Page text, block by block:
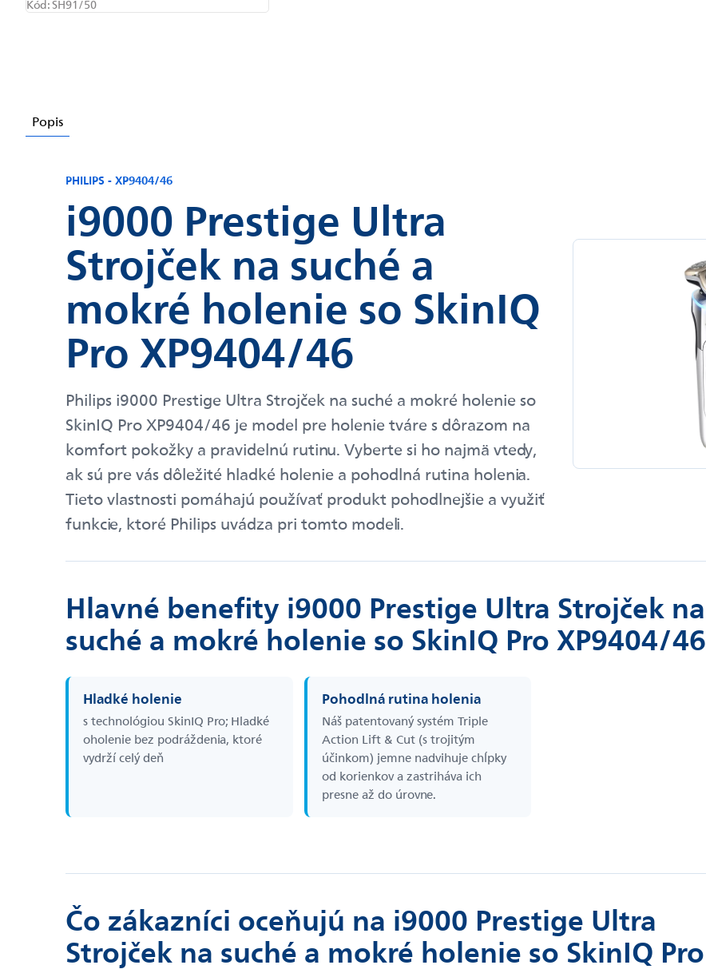
Kód:SH91/50
Popis
PHILIPS - XP9404/46
i9000 Prestige Ultra
Strojček na suché a
mokré holenie so SkinIQ
Pro XP9404/46
Philips i9000 Prestige Ultra Strojček na suché a mokré holenie so
SkinIQ Pro XP9404/46 je model pre holenie tváre s dôrazom na
komfort pokožky a pravidelnú rutinu. Vyberte si ho najmä vtedy,
ak sú pre vás dôležité hladké holenie a pohodlná rutina holenia.
Tieto vlastnosti pomáhajú používať produkt pohodlnejšie a využiť
funkcie, ktoré Philips uvádza pri tomto modeli.
Hlavné benefity i9000 Prestige Ultra Strojček na
suché a mokré holenie so SkinIQ Pro XP9404/46
Hladké holenie
s technológiou SkinIQ Pro; Hladké
oholenie bez podráždenia, ktoré
vydrží celý deň
Pohodlná rutina holenia
Náš patentovaný systém Triple
Action Lift & Cut (s trojitým
účinkom) jemne nadvihuje chĺpky
od korienkov a zastriháva ich
presne až do úrovne.
Čo zákazníci oceňujú na i9000 Prestige Ultra
Strojček na suché a mokré holenie so SkinIQ Pro